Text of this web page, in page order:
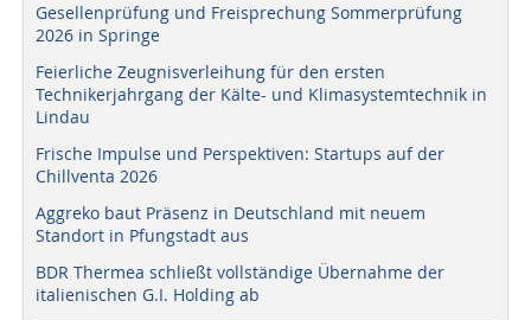
Gesellenprüfung und Freisprechung Sommerprüfung
2026 in Springe
Feierliche Zeugnisverleihung für den ersten
Technikerjahrgang der Kälte- und Klimasystemtechnik in
Lindau
Frische Impulse und Perspektiven: Startups auf der
Chillventa 2026
Aggreko baut Präsenz in Deutschland mit neuem
Standort in Pfungstadt aus
BDR Thermea schließt vollständige Übernahme der
italienischen G.I. Holding ab